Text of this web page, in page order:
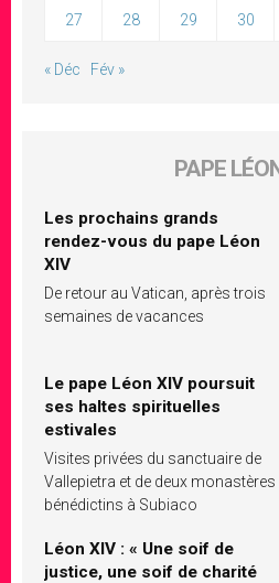
27 28 29 30
« Déc Fév »
PAPE
Les prochains grands
rendez-vous du pape Léon
XIV
De retour au Vatican, après trois
semaines de vacances
Le pape Léon XIV poursuit
ses haltes spirituelles
estivales
Visites privées du sanctuaire de
Vallepietra et de deux monastères
bénédictins à Subiaco
Léon XIV : « Une soif de
justice, une soif de charité